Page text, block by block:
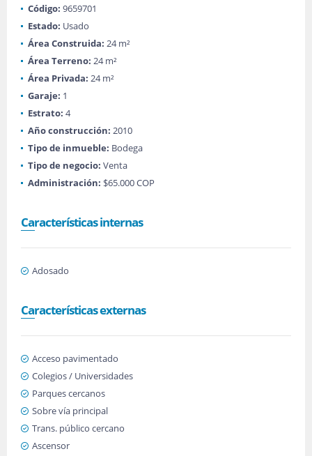
Código: 9659701
Estado: Usado
Área Construida: 24 m²
Área Terreno: 24 m²
Área Privada: 24 m²
Garaje: 1
Estrato: 4
Año construcción: 2010
Tipo de inmueble: Bodega
Tipo de negocio: Venta
Administración: $65.000 COP
Características internas
Adosado
Características externas
Acceso pavimentado
Colegios / Universidades
Parques cercanos
Sobre vía principal
Trans. público cercano
Ascensor